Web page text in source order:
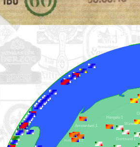
Amsterdam 1
Rotterdam 1 Dortmund 1
Hengelo 1